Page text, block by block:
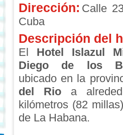
Dirección: Calle
Cuba
Descripción del
El Hotel Islazul
Diego de los
ubicado en la
del Rioa
kilómetros (82
de La Habana.